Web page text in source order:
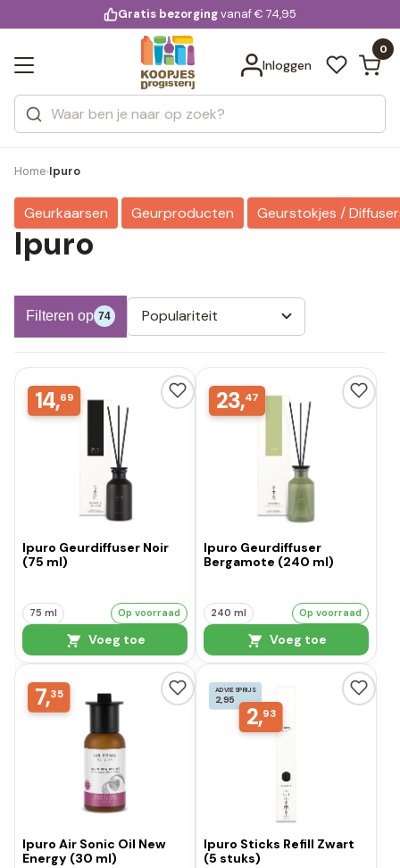
voor 20:00 uur besteld
Gratis bezorgingvanaf € 74,95
Inloggen
0
Zoeken
Categorieën
Merken
Bekijk alle resultaten
Home›Ipuro
Geurkaarsen Geurproducten Geurstokjes /
Ipuro
Filteren op 74 Populariteit
14,69
Ipuro Geurdiffuser Noir
(75 ml)
75 ml Op voorraad
Voeg toe
23,47
Ipuro Geurdiffuser
Bergamote (240 ml)
240 ml Op voorraad
Voeg toe
7,35
Ipuro Air Sonic Oil New
Energy (30 ml)
ADVIESPRIJS
2,95
2,93
Ipuro Sticks Refill Zwart
(5 stuks)